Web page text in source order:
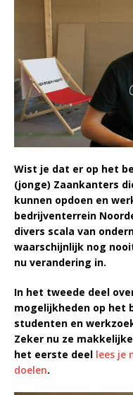
Wist je dat er op het
(jonge) Zaankanters
kunnen opdoen en
bedrijventerrein
divers scala van
waarschijnlijk nog
nu verandering in.
In het tweede deel
mogelijkheden op het
studenten en
Zeker nu ze
het eerste deel lees je
doelen.